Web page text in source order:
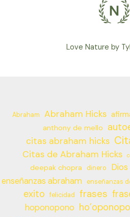
Love Nature by
Abraham Abraham Hicks
anthony de mello
citas abraham hicks
Citas de Abraham Hicks
deepak chopra dinero Dios
enseñanzas abraham enseñanzas
exito felicidad frases
hoponopono